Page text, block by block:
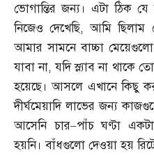
ভোগান্তির জন্য। এটা ঠিক যে
নিজেও দেখেছি,আমি ছিলাম
আমার সামনে বাচ্চা
যাবা না,যদি স্ল্যাব না থাকে
হয়েছে। আসলে এখানে কিছু
দীর্ঘমেয়াদি লাভের জন্য
আসেনি চার–পাঁচ ঘণ্টা
হয়নি। বাঁধগুলো দেওয়া হয়